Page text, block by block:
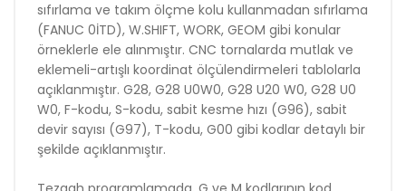
sıfırlama ve takım ölçme kolu kullanmadan sıfırlama
(FANUC 0İTD), W.SHIFT, WORK, GEOM gibi konular
örneklerle ele alınmıştır. CNC tornalarda mutlak ve
eklemeli-artışlı koordinat ölçülendirmeleri tablolarla
açıklanmıştır. G28, G28 U0W0, G28 U20 W0, G28 U0
W0, F-kodu, S-kodu, sabit kesme hızı (G96), sabit
devir sayısı (G97), T-kodu, G00 gibi kodlar detaylı bir
şekilde açıklanmıştır.